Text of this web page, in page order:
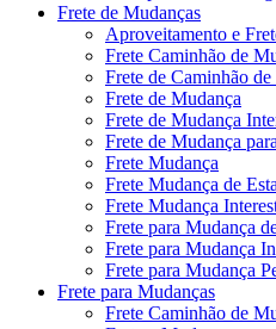
Frete de Mudanças
Aproveitamento e
Frete Caminhão de
Frete de Caminhão
Frete de Mudança
Frete de Mudança
Frete de Mudança
Frete Mudança
Frete Mudança de
Frete Mudança
Frete para Mudança
Frete para Mudança
Frete para Mudança
Frete para Mudanças
Frete Caminhão de